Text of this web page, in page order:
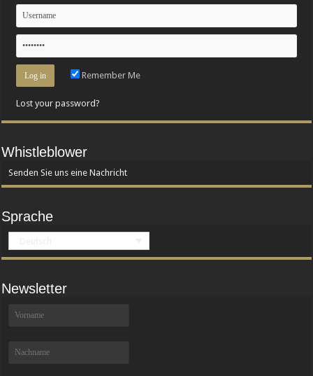
Remember Me
Lost your password?
Whistleblower
Senden Sie uns eine Nachricht
Sprache
Newsletter